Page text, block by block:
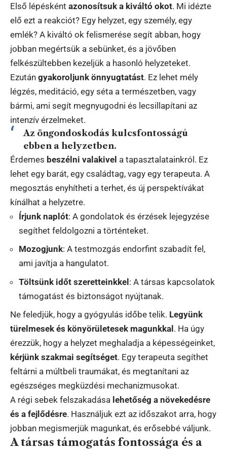
Első lépésként azonosítsuk a kiváltó okot. Mi idézte
elő ezt a reakciót? Egy helyzet, egy személy, egy
emlék? A kiváltó ok felismerése segít abban, hogy
jobban megértsük a sebünket, és a jövőben
felkészültebben kezeljük a hasonló helyzeteket.
Ezután gyakoroljunk önnyugtatást. Ez lehet mély
légzés, meditáció, egy séta a természetben, vagy
bármi, ami segít megnyugodni és lecsillapítani az
intenzív érzelmeket.
Az öngondoskodás kulcsfontosságú
ebben a helyzetben.
Érdemes beszélni valakivel a tapasztalatainkról. Ez
lehet egy barát, egy családtag, vagy egy terapeuta. A
megosztás enyhítheti a terhet, és új perspektívákat
kínálhat a helyzetre.
Írjunk naplót: A gondolatok és érzések lejegyzése
segíthet feldolgozni a történteket.
Mozogjunk: A testmozgás endorfint szabadít fel,
ami javítja a hangulatot.
Töltsünk időt szeretteinkkel: A társas kapcsolatok
támogatást és biztonságot nyújtanak.
Ne feledjük, hogy a gyógyulás időbe telik. Legyünk
türelmesek és könyörületesek magunkkal . Ha úgy
érezzük, hogy a helyzet meghaladja a képességeinket,
kérjünk szakmai segítséget. Egy terapeuta segíthet
feltárni a múltbeli traumákat, és megtanítani az
egészséges megküzdési mechanizmusokat.
A régi sebek felszakadása lehetőség a növekedésre
és a fejlődésre. Használjuk ezt az időszakot arra, hogy
jobban megismerjük magunkat, és erősebbé váljunk.
A társas támogatás fontossága és a